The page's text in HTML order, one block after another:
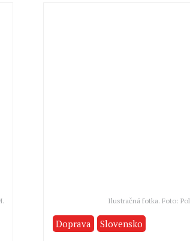
Ilustračná fotka. Foto:
Doprava Slovensko